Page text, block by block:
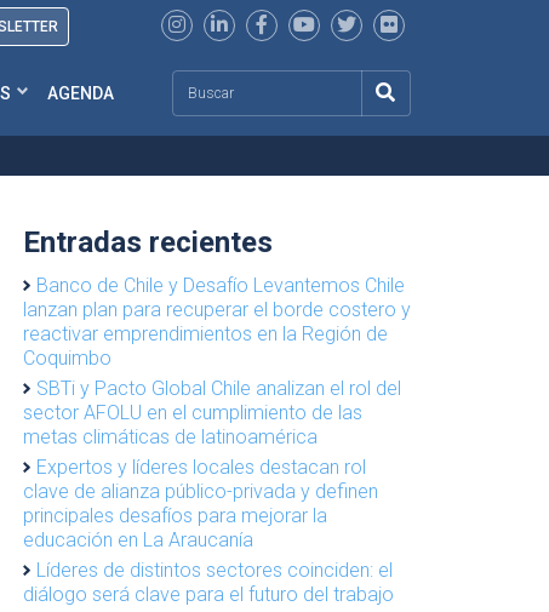
AGENDA
Entradas recientes
Banco de Chile y Desafío Levantemos Chile
lanzan plan para recuperar el borde costero y
reactivar emprendimientos en la Región de
Coquimbo
SBTi y Pacto Global Chile analizan el rol del
sector AFOLU en el cumplimiento de las
metas climáticas de latinoamérica
Expertos y líderes locales destacan rol
clave de alianza público-privada y definen
principales desafíos para mejorar la
educación en La Araucanía
Líderes de distintos sectores coinciden: el
diálogo será clave para el futuro del trabajo